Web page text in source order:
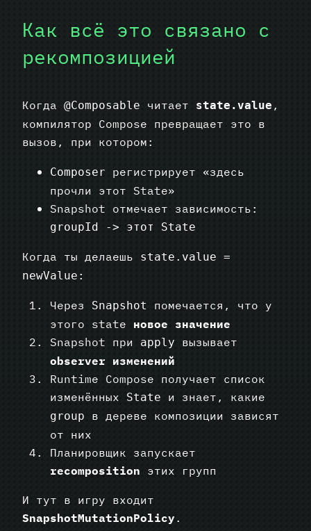
Как всё это связано с
рекомпозицией
Когда @Composable читает state.value ,
компилятор Compose превращает это в
вызов, при котором:
Composer
регистрирует «здесь
прочли этот State»
Snapshot отмечает зависимость:
groupId -> этот State
Когда ты делаешь
state.value =
newValue :
Через Snapshot
помечается, что у
этого state новое значение
Snapshot при
apply
вызывает
observer изменений
Runtime Compose получает список
изменённых
State и знает, какие
group
в дереве композиции зависят
от них
Планировщик запускает
recomposition этих групп
И тут в игру входит
SnapshotMutationPolicy.